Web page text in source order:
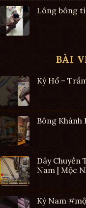
Lông bông
BÀI
Kỳ Hổ –
Bông Khánh
Dây Chuyền
Nam | Mộc
Kỳ Nam